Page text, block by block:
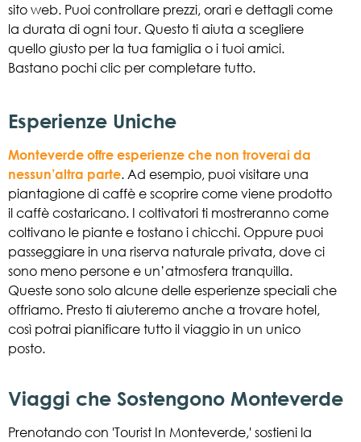
sito web. Puoi controllare prezzi, orari e dettagli come
la durata di ogni tour. Questo ti aiuta a scegliere
quello giusto per la tua famiglia o i tuoi amici.
Bastano pochi clic per completare tutto.
Esperienze Uniche
Monteverde offre esperienze che non troverai da
nessun’altra parte. Ad esempio, puoi visitare una
piantagione di caffè e scoprire come viene prodotto
il caffè costaricano. I coltivatori ti mostreranno come
coltivano le piante e tostano i chicchi. Oppure puoi
passeggiare in una riserva naturale privata, dove ci
sono meno persone e un’atmosfera tranquilla.
Queste sono solo alcune delle esperienze speciali che
offriamo. Presto ti aiuteremo anche a trovare hotel,
così potrai pianificare tutto il viaggio in un unico
posto.
Viaggi che Sostengono Monteverde
Prenotando con 'Tourist In Monteverde,' sostieni la